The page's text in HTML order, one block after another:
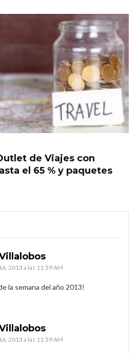
de Viajes con
el 65 % y paquetes
2013 a las 11:59 AM
la semana del año 2013!
2013 a las 11:59 AM